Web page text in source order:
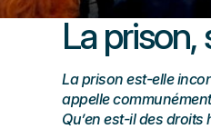
La prison,
La prison est-elle
appelle
Qu’en est-il des